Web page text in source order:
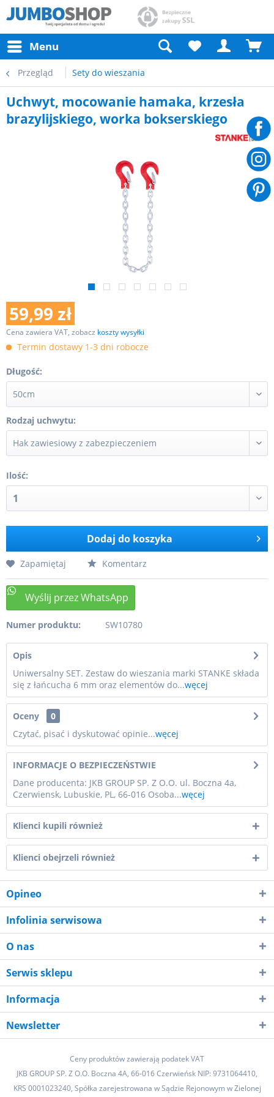
Menu
Przegląd Sety do wieszania
Uchwyt, mocowanie hamaka, krzesła
brazylijskiego, worka bokserskiego
59,99 zł
Cena zawiera VAT, zobacz koszty wysyłki
Termin dostawy 1-3 dni robocze
Długość:
Rodzaj uchwytu:
Ilość:
Dodaj do koszyka
Zapamiętaj Komentarz
Numer produktu: SW10780
Opis
Uniwersalny SET. Zestaw do wieszania marki STANKE składa
się z łańcucha 6 mm oraz elementów do...węcej
Oceny
0
Czytać, pisać i dyskutować opinie...węcej
INFORMACJE O BEZPIECZEŃSTWIE
Dane producenta: JKB GROUP SP. Z O.O. ul. Boczna 4a,
Czerwiensk, Lubuskie, PL, 66-016 Osoba...węcej
Klienci kupili również
Klienci obejrzeli również
Opineo
Infolinia serwisowa
O nas
Serwis sklepu
Informacja
Newsletter
Ceny produktów zawierają podatek VAT
JKB GROUP SP. Z O.O. Boczna 4A, 66-016 Czerwieńsk NIP: 9731064410,
KRS 0001023240, Spółka zarejestrowana w Sądzie Rejonowym w Zielonej